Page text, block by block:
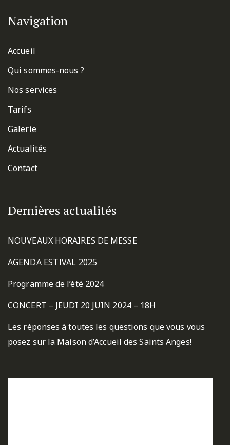
Navigation
Accueil
Qui sommes-nous ?
Nos services
Tarifs
Galerie
Actualités
Contact
Dernières actualités
NOUVEAUX HORAIRES DE MESSE
AGENDA ESTIVAL 2025
Programme de l’été 2024
CONCERT – JEUDI 20 JUIN 2024 – 18H
Les réponses à toutes les questions que vous vous
posez sur la Maison d’Accueil des Saints Anges!